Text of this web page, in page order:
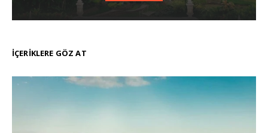
İÇERIKLERE GÖZ AT